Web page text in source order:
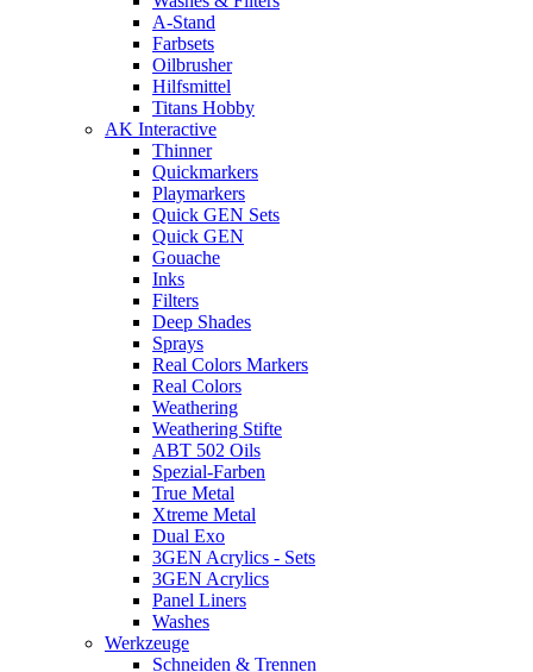
A-Stand
Farbsets
Oilbrusher
Hilfsmittel
Titans Hobby
AK Interactive
Thinner
Quickmarkers
Playmarkers
Quick GEN Sets
Quick GEN
Gouache
Inks
Filters
Deep Shades
Sprays
Real Colors Markers
Real Colors
Weathering
Weathering Stifte
ABT 502 Oils
Spezial-Farben
True Metal
Xtreme Metal
Dual Exo
3GEN Acrylics - Sets
3GEN Acrylics
Panel Liners
Washes
Werkzeuge
Schneiden & Trennen